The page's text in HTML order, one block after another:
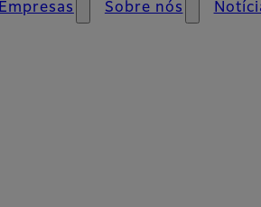
Empresas Sobre nós